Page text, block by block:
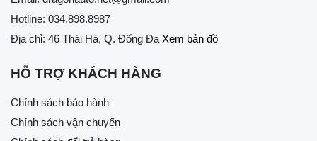
Hotline: 034.898.8987
Địa chỉ: 46 Thái Hà, Q. Đống Đa Xem bản đồ
HỖ TRỢ KHÁCH HÀNG
Chính sách bảo hành
Chính sách vận chuyển